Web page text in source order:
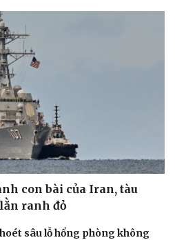
con bài của Iran, tàu
ranh đỏ
sâu lỗ hổng phòng không